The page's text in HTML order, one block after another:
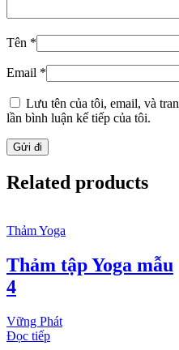
Tên *
Email *
Lưu tên của tôi, email, và
lần bình luận kế tiếp của tôi.
Related products
Thảm Yoga
Thảm tập Yoga mẫu
4
Vững Phát
Đọc tiếp